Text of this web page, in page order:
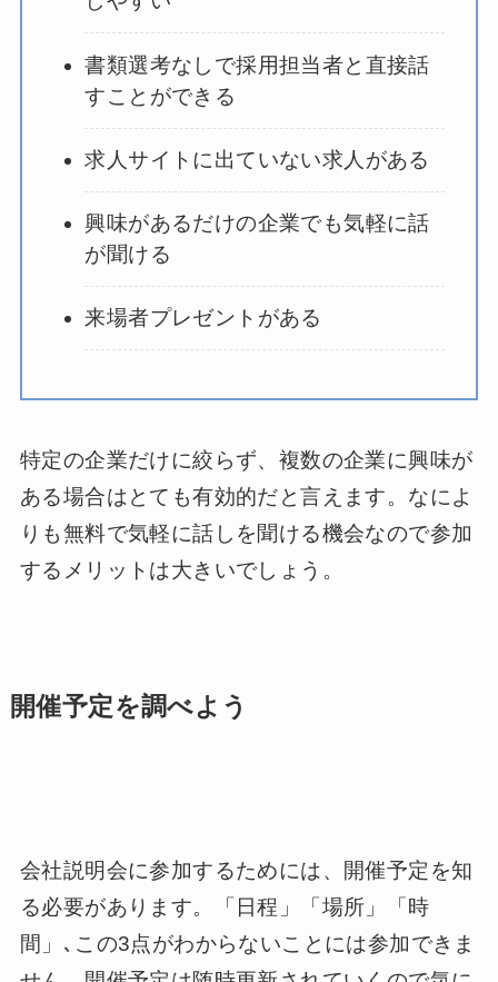
書類選考なしで採用担当者と直接話
すことができる
求人サイトに出ていない求人がある
興味があるだけの企業でも気軽に話
が聞ける
来場者プレゼントがある
特定の企業だけに絞らず、複数の企業に興味が
ある場合はとても有効的だと言えます。なによ
りも無料で気軽に話しを聞ける機会なので参加
するメリットは大きいでしょう。
開催予定を調べよう
会社説明会に参加するためには、開催予定を知
る必要があります。「日程」「場所」「時
間」､この3点がわからないことには参加できま